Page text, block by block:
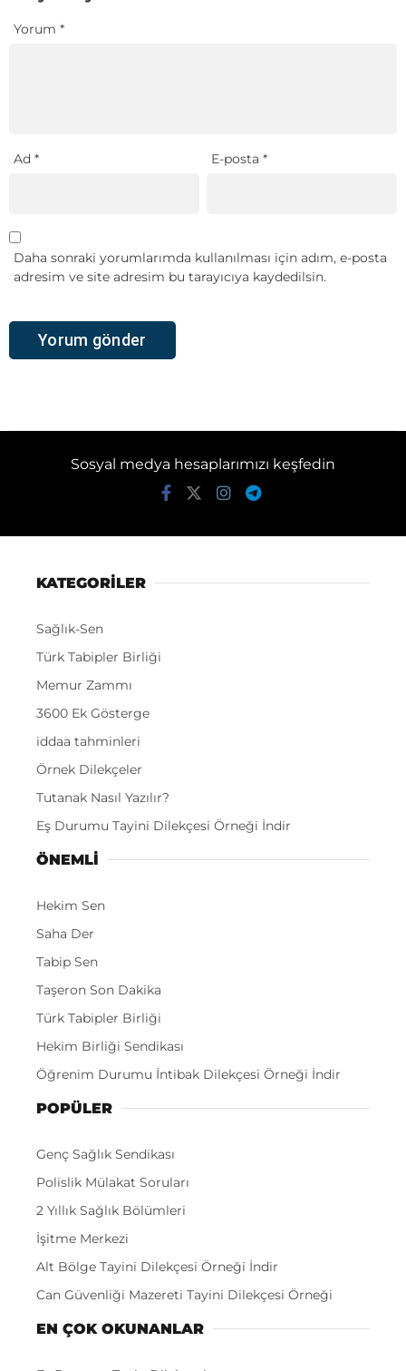
Yorum *
Ad * E-posta*
Daha sonraki yorumlarımda kullanılması için adım, e-posta
adresim ve site adresim bu tarayıcıya kaydedilsin.
Sosyal medya hesaplarımızı keşfedin
KATEGORİLER
Sağlık-Sen
Türk Tabipler Birliği
Memur Zammı
3600 Ek Gösterge
iddaa tahminleri
Örnek Dilekçeler
Tutanak Nasıl Yazılır?
Eş Durumu Tayini Dilekçesi Örneği İndir
ÖNEMLI
Hekim Sen
Saha Der
Tabip Sen
Taşeron Son Dakika
Türk Tabipler Birliği
Hekim Birliği Sendikası
Öğrenim Durumu İntibak Dilekçesi Örneği İndir
POPÜLER
Genç Sağlık Sendikası
Polislik Mülakat Soruları
2 Yıllık Sağlık Bölümleri
İşitme Merkezi
Alt Bölge Tayini Dilekçesi Örneği İndir
Can Güvenliği Mazereti Tayini Dilekçesi Örneği
EN ÇOK OKUNANLAR